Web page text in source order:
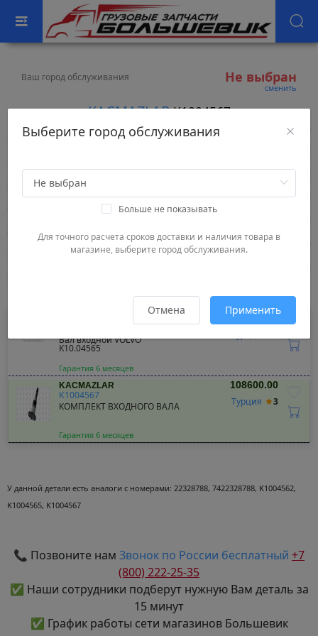
Ваш город обслуживания Не выбран
сменить
Выберите город обслуживания
Больше не показывать
Для точного расчета сроков доставки и наличия товара в
магазине, выберите город обслуживания.
Отмена Применить
KACMAZLAR K1004567
Результаты поиска
Вал входной VOLVO
K10.04565
Гарантия 6 месяцев
KACMAZLAR
K1004567
КОМПЛЕКТ ВХОДНОГО ВАЛА
108600.00
Турция 3
Гарантия 6 месяцев
У данной детали есть аналоги с номерами: 22328788, 7422328788, K1004562,
K1004565, K1004567
📞 Позвоните нам Звонок по России бесплатный +7
(800) 222-25-35
✅ Наши сотрудники подберут нужную Вам деталь за
15 минут
✅ График работы сети магазинов Большевик